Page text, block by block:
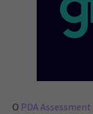
O PDA Assessment